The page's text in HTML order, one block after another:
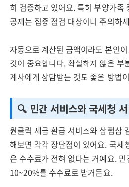
히 검증하고 있어요. 특히 부양가족
공제는 집중 점검 대상이니 주의하
자동으로 계산된 금액이라도 본인
것이 중요합니다. 확실하지 않은 부
계사에게 상담받는 것도 좋은 방법
🔍 민간 서비스와 국세청
원클릭 세금 환급 서비스와 삼쩜삼
해보면 각각 장단점이 있어요. 국세
은 수수료가 전혀 없다는 거예요.
10~20%를 수수료로 받거든요.